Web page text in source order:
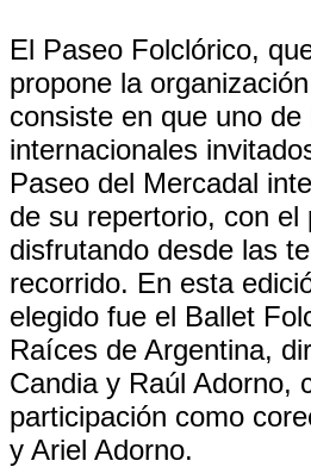
El Paseo Folclórico,
propone la
consiste en que uno de
internacionales
Paseo del Mercadal
de su repertorio, con el
disfrutando desde las
recorrido. En esta
elegido fue el Ballet
Raíces de Argentina,
Candia y Raúl Adorno,
participación como
y Ariel Adorno.